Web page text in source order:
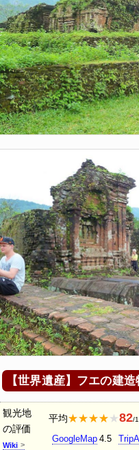
【世界遺産】フエの建
観光地
の評価
Wiki
平均★★★★★82/
GoogleMap 4.5